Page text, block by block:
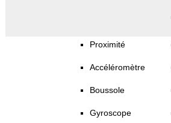
Proximité
Accéléromètre
Boussole
Gyroscope